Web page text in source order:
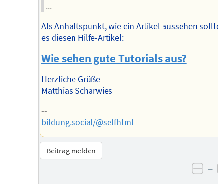
...
Als Anhaltspunkt, wie ein Artikel aussehen
es diesen Hilfe-Artikel:
Wie sehen gute Tutorials aus?
Herzliche Grüße
Matthias Scharwies
--
bildung.social/@selfhtml
Beitrag melden
–